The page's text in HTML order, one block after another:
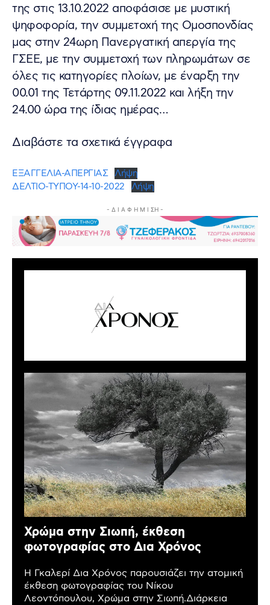
της στις 13.10.2022 αποφάσισε με μυστική
ψηφοφορία, την συμμετοχή της Ομοσπονδίας
μας στην 24ωρη Πανεργατική απεργία της
ΓΣΕΕ, με την συμμετοχή των πληρωμάτων σε
όλες τις κατηγορίες πλοίων, με έναρξη την
00.01 της Τετάρτης 09.11.2022 και λήξη την
24.00 ώρα της ίδιας ημέρας…
Διαβάστε τα σχετικά έγγραφα
ΕΞΑΓΓΕΛΙΑ-ΑΠΕΡΓΙΑΣ Λήψη
ΔΕΛΤΙΟ-ΤΥΠΟΥ-14-10-2022
Λήψη
- Δ Ι Α Φ Η Μ Ι ΣΗ -
Χρώμα στην Σιωπή, έκθεση
φωτογραφίας στο Δια Χρόνος
Η Γκαλερί Δια Χρόνος παρουσιάζει την ατομική
έκθεση φωτογραφίας του Νίκου
Λεοντόπουλου, Χρώμα στην Σιωπή.Διάρκεια